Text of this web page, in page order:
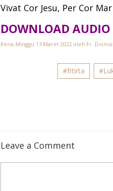
Vivat Cor Jesu, Per Cor
DOWNLOAD AUDIO
Rena-Minggu 13 Maret 2022 oleh Fr.
#frtirta
Leave a Comment